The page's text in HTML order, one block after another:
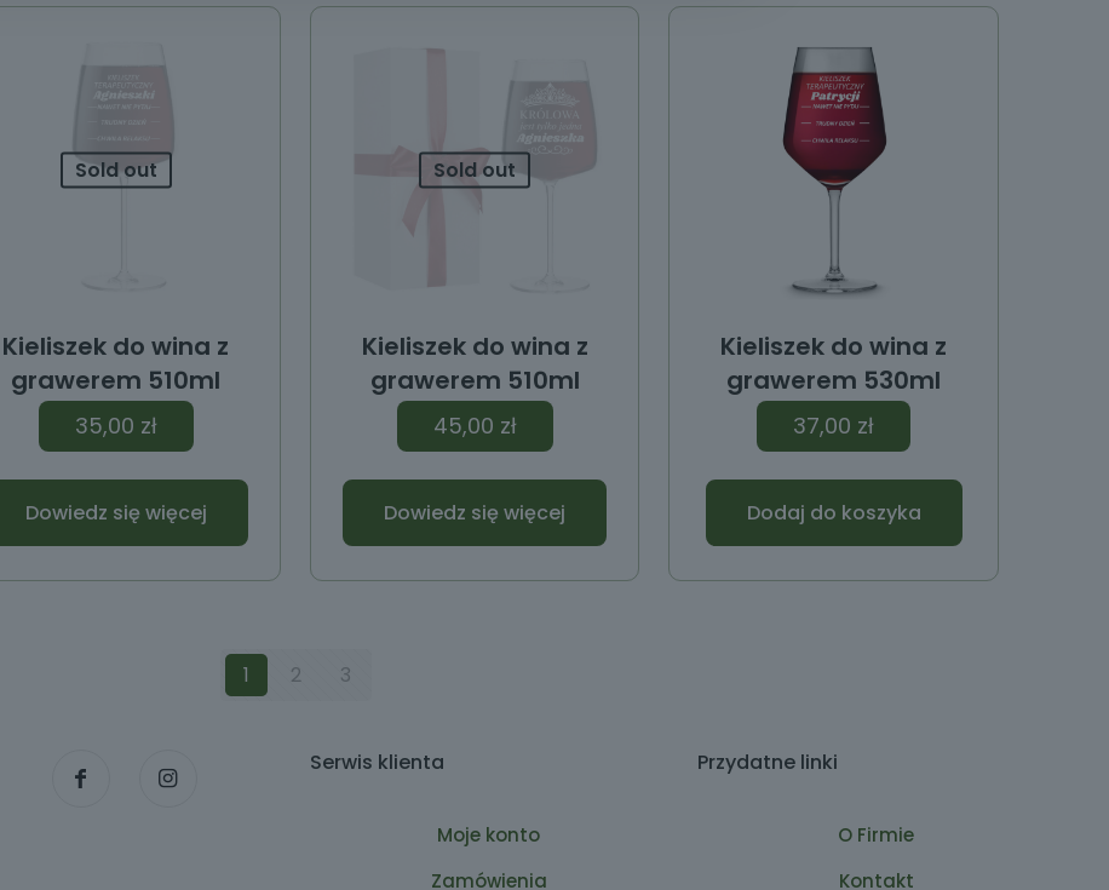
Sold out
Kieliszek do wina z
grawerem 510ml
35,00 zł
Dowiedz się więcej
Sold out
Kieliszek do wina z
grawerem 510ml
45,00 zł
Dowiedz się więcej
Kieliszek do wina z
grawerem 530ml
37,00 zł
Dodaj do koszyka
1 2 3
Serwis klienta
Moje konto
Zamówienia
Przydatne linki
O Firmie
Kontakt